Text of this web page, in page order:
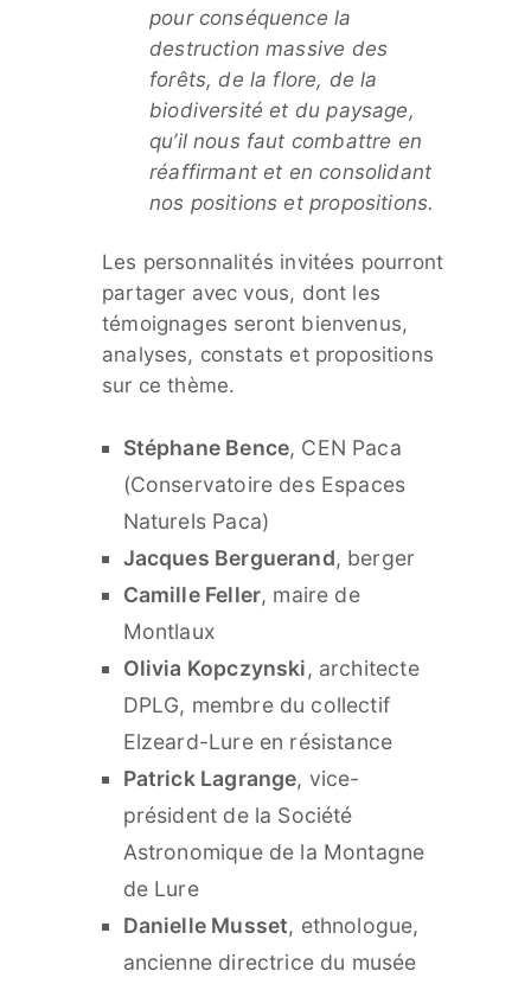
pour conséquence la
destruction massive des
forêts, de la flore, de la
biodiversité et du paysage,
qu’il nous faut combattre en
réaffirmant et en consolidant
nos positions et propositions.
Les personnalités invitées pourront
partager avec vous, dont les
témoignages seront bienvenus,
analyses, constats et propositions
sur ce thème.
Stéphane Bence, CEN Paca
(Conservatoire des Espaces
Naturels Paca)
Jacques Berguerand, berger
Camille Feller, maire de
Montlaux
Olivia Kopczynski, architecte
DPLG, membre du collectif
Elzeard-Lure en résistance
Patrick Lagrange, vice-
président de la Société
Astronomique de la Montagne
de Lure
Danielle Musset, ethnologue,
ancienne directrice du musée